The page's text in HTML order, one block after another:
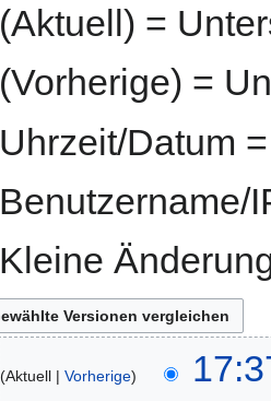
(Aktuell) =
(Vorherige) =
Uhrzeit/Datum
Benutzername/
Kleine
Aktuell Vorherige